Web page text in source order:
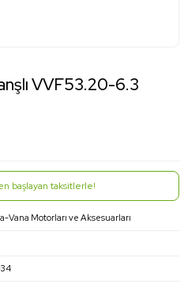
VVF53.20-6.3
başlayan taksitlerle!
Vana Motorları ve Aksesuarları